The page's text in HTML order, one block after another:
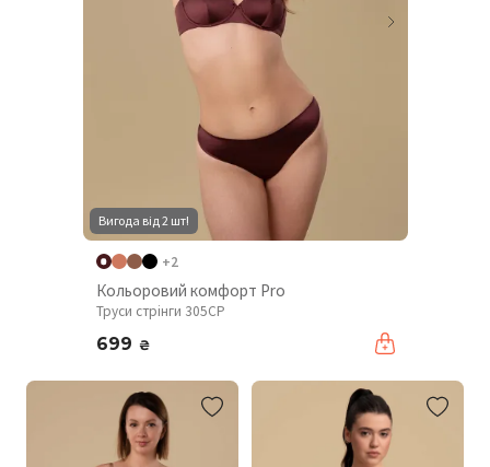
Вигода від 2 шт!
+2
Кольоровий комфорт Pro
Труси стрінги 305CP
699 ₴